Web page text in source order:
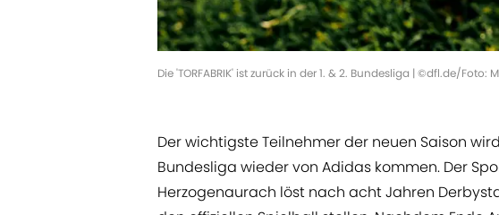
Die 'TORFABRIK' ist zurück in der 1. & 2. Bundesliga | ©dfl.de/Foto:
Der wichtigste Teilnehmer der neuen Saison
Bundesliga wieder von Adidas kommen. Der
Herzogenaurach löst nach acht Jahren